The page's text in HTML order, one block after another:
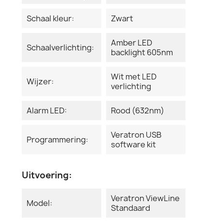
Schaal kleur: Zwart
Schaalverlichting:
Amber LED
backlight 605nm
Wijzer:
Wit met LED
verlichting
Alarm LED: Rood (632nm)
Programmering:
Veratron USB
software kit
Uitvoering:
Model:
Veratron ViewLine
Standaard